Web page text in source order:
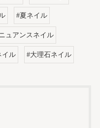
#夏ネイル
ュアンスネイル
イル #大理石ネイル